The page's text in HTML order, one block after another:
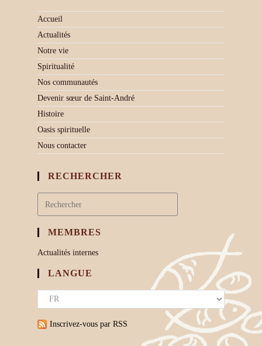
Accueil
Actualités
Notre vie
Spiritualité
Nos communautés
Devenir sœur de Saint-André
Histoire
Oasis spirituelle
Nous contacter
RECHERCHER
MEMBRES
Actualités internes
LANGUE
Inscrivez-vous par RSS